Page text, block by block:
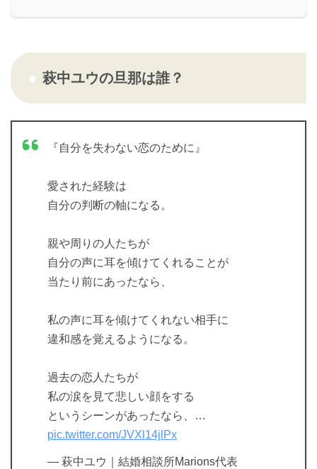
萩中ユウの旦那は誰？
『自分を失わない恋のために』
愛された経験は
自分の判断の軸になる。
親や周りの人たちが
自分の声に耳を傾けてくれることが
当たり前にあったなら、
私の声に耳を傾けてくれない相手に
違和感を覚えるようになる。
過去の恋人たちが
私の涙を見て悲しい顔をする
というシーンがあったなら、…
pic.twitter.com/JVXl14jlPx
— 萩中ユウ｜結婚相談所Marions代表